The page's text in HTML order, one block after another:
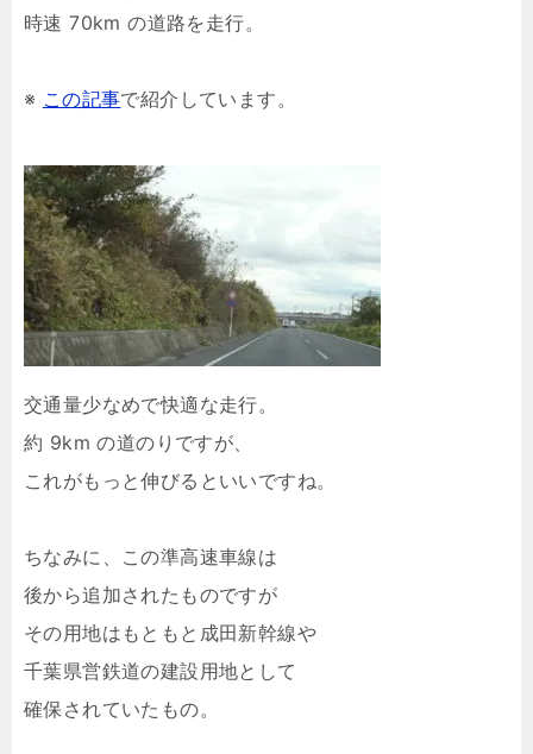
時速 70km の道路を走行。
※ この記事で紹介しています。
交通量少なめで快適な走行。
約 9km の道のりですが、
これがもっと伸びるといいですね。
ちなみに、この準高速車線は
後から追加されたものですが
その用地はもともと成田新幹線や
千葉県営鉄道の建設用地として
確保されていたもの。